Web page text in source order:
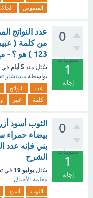
المنقوص
0
تصويتات
1
إجابة
عدد النواتج
من كلمة (
123 ) هو ؟ - مع الشرح
سُئل منذ 5 أيام في
بواسطة مستشار
عدد النواتج
كلمة
عبير
0
تصويتات
1
إجابة
الثوب أسود
بيضاء حمراء
بني فإنه عدد
الشرح
سُئل يوليو 19 في
معلمة الأجيال
الثوب أسود